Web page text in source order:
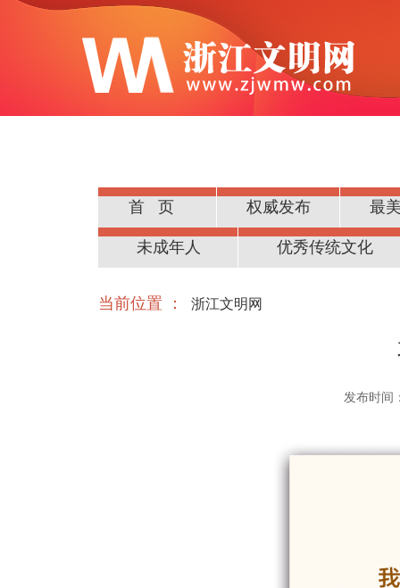
首页 权威发布 最
公民道德
未成年人 优秀传统文化
当前位置 ： 浙江文明网
发布时间